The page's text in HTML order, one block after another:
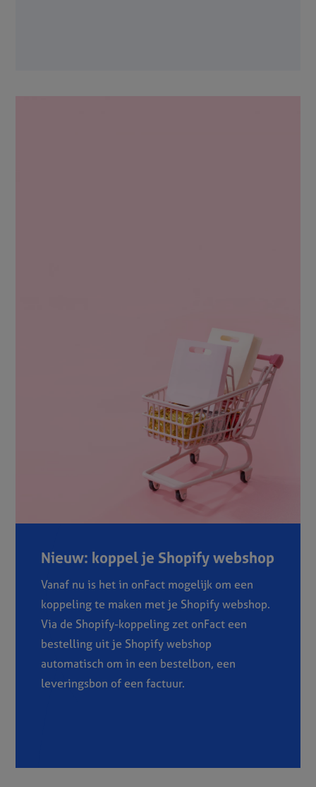
Nieuw: koppel je Shopify webshop
Vanaf nu is het in onFact mogelijk om een
koppeling te maken met je Shopify webshop.
Via de Shopify-koppeling zet onFact een
bestelling uit je Shopify webshop
automatisch om in een bestelbon, een
leveringsbon of een factuur.